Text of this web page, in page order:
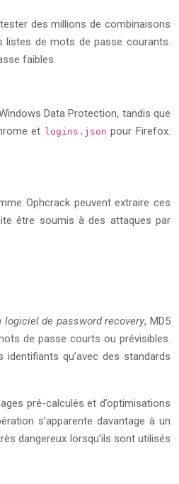
des millions de combinaisons
listes de mots de passe courants.
faibles.
Data Protection, tandis que
et logins.json pour Firefox.
Ophcrack peuvent extraire ces
être soumis à des attaques par
logiciel de password recovery, MD5
de passe courts ou prévisibles.
qu’avec des standards
pré-calculés et d’optimisations
s’apparente davantage à un
dangereux lorsqu’ils sont utilisés